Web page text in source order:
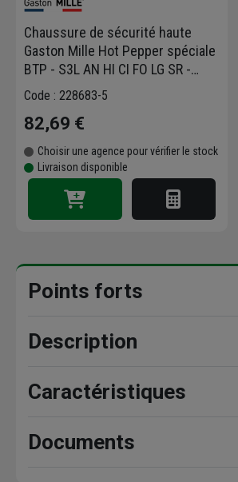
Chaussure de sécurité haute
Gaston Mille Hot Pepper spéciale
BTP - S3L AN HI CI FO LG SR -
taille 43
Code : 228683-5
82,69 €
Choisir une agence pour vérifier le stock
Livraison disponible
Points forts
Description
Caractéristiques
Documents